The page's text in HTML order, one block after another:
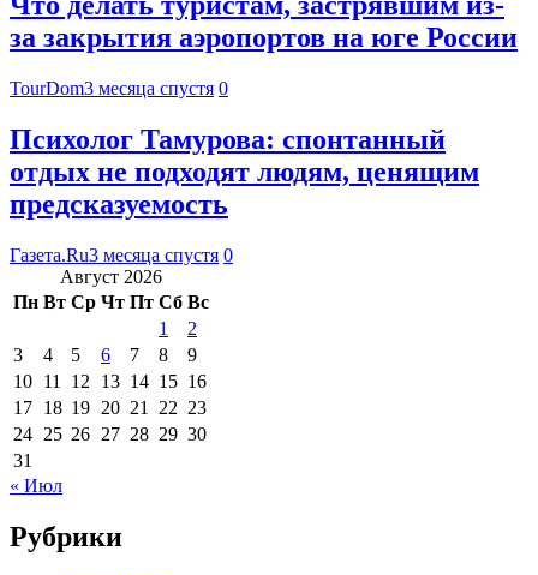
за закрытия аэропортов на юге России
TourDom3 месяца спустя 0
Психолог Тамурова: спонтанный
отдых не подходят людям, ценящим
предсказуемость
Газета.Ru3 месяца спустя 0
Август 2026
Пн Вт Ср Чт Пт Сб Вс
1
2
3
4 5 6 7 8
9
10 11 12 13 14 15 16
17 18 19 20 21 22 23
24 25 26 27 28 29 30
31
« Июл
Рубрики